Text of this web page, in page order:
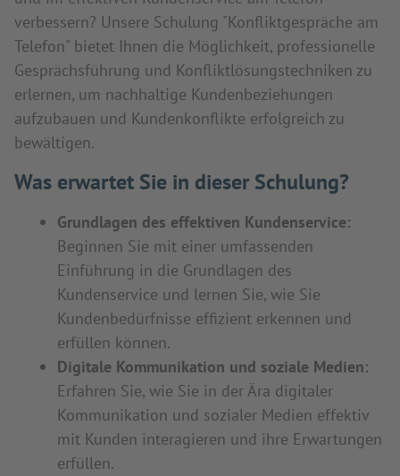
verbessern? Unsere Schulung "Konfliktgespräche am
Telefon" bietet Ihnen die Möglichkeit, professionelle
Gesprächsführung und Konfliktlösungstechniken zu
erlernen, um nachhaltige Kundenbeziehungen
aufzubauen und Kundenkonflikte erfolgreich zu
bewältigen.
Was erwartet Sie in dieser Schulung?
Grundlagen des effektiven Kundenservice:
Beginnen Sie mit einer umfassenden
Einführung in die Grundlagen des
Kundenservice und lernen Sie, wie Sie
Kundenbedürfnisse effizient erkennen und
erfüllen können.
Digitale Kommunikation und soziale Medien:
Erfahren Sie, wie Sie in der Ära digitaler
Kommunikation und sozialer Medien effektiv
mit Kunden interagieren und ihre Erwartungen
erfüllen.